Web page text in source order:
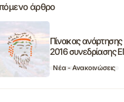
άρθρο
Πίνακας
2016 συνεδρίασης
Νέα - Ανακοινώσεις